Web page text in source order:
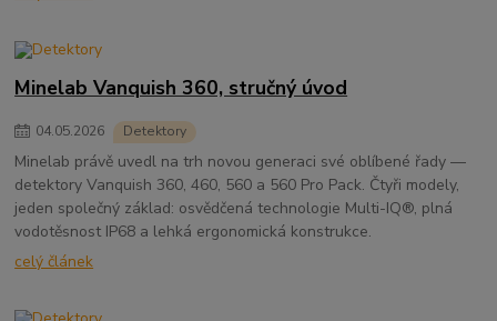
Minelab Vanquish 360, stručný úvod
04.05.2026 Detektory
Minelab právě uvedl na trh novou generaci své oblíbené řady —
detektory Vanquish 360, 460, 560 a 560 Pro Pack. Čtyři modely,
jeden společný základ: osvědčená technologie Multi-IQ®, plná
vodotěsnost IP68 a lehká ergonomická konstrukce.
celý článek